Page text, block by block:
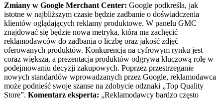
Zmiany w Google Merchant Center: Google podkreśla, jak
istotne w najbliższym czasie będzie zadbanie o doświadczenia
klientów oglądających reklamy produktowe. W panelu GMC
znajdować się będzie nowa metryka, która ma zachęcić
reklamodawców do zadbania o liczbę oraz jakość zdjęć
oferowanych produktów. Konkurencja na cyfrowym rynku jest
coraz większa, a prezentacja produktów odgrywa kluczową rolę w
podejmowaniu decyzji zakupowych. Poprzez przestrzeganie
nowych standardów wprowadzanych przez Google, reklamodawca
może podnieść swoje szanse na zdobycie odznaki „Top Quality
Store”. Komentarz eksperta: „Reklamodawcy bardzo często